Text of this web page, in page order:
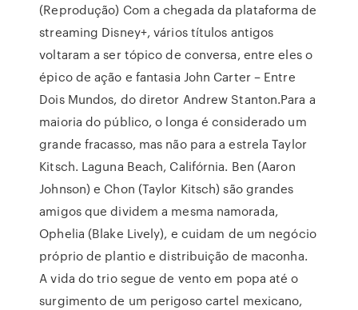
(Reprodução) Com a chegada da plataforma de
streaming Disney+, vários títulos antigos
voltaram a ser tópico de conversa, entre eles o
épico de ação e fantasia John Carter – Entre
Dois Mundos, do diretor Andrew Stanton.Para a
maioria do público, o longa é considerado um
grande fracasso, mas não para a estrela Taylor
Kitsch. Laguna Beach, Califórnia. Ben (Aaron
Johnson) e Chon (Taylor Kitsch) são grandes
amigos que dividem a mesma namorada,
Ophelia (Blake Lively), e cuidam de um negócio
próprio de plantio e distribuição de maconha.
A vida do trio segue de vento em popa até o
surgimento de um perigoso cartel mexicano,